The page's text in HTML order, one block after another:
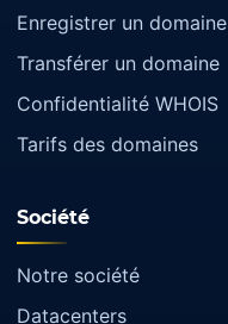
Enregistrer un domaine
Transférer un domaine
Confidentialité WHOIS
Tarifs des domaines
Société
Notre société
Datacenters